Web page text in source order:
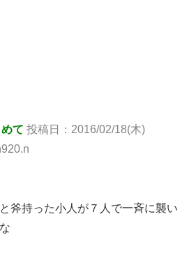
て 投稿日：2016/02/18(木)
斧持った小人が７人で一斉に襲い